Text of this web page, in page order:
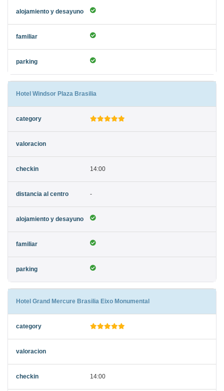
Hotel Windsor Plaza Brasilia
14:00
-
Hotel Grand Mercure Brasilia Eixo Monumental
14:00